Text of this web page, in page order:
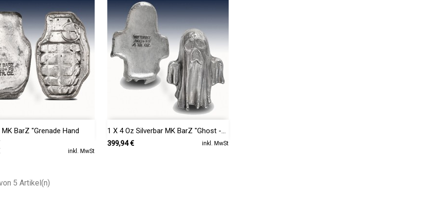
MK BarZ "Grenade Hand
inkl. MwSt
Vorschau
1 X 4 Oz Silverbar MK BarZ "Ghost -...
Preis
399,94 € inkl. MwSt
Vorschau
5 Artikel(n)